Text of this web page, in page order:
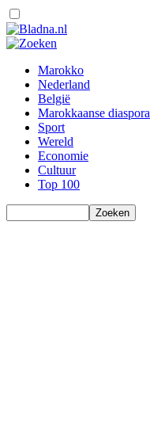
Marokko
Nederland
België
Marokkaanse diaspora
Sport
Wereld
Economie
Cultuur
Top 100